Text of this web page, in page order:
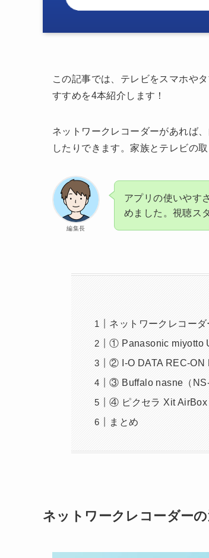
この記事では、テレビをスマホや
すすめを4本紹介します！
ネットワークレコーダーがあれば
したりできます。家族とテレビの
編集長
アプリの使いやす
めました。視聴ス
ネットワークレコー
① Panasonic miyotto
② I-O DATA REC-ON
③ Buffalo nasne（NS-
④ ピクセラ Xit AirBox
まとめ
ネットワークレコーダー